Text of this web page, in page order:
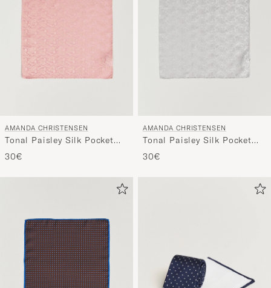
AMANDA CHRISTENSEN
Tonal Paisley Silk Pocket
Square Powder Pink
30€
AMANDA CHRISTENSEN
Tonal Paisley Silk Pocket
Square Silver
30€